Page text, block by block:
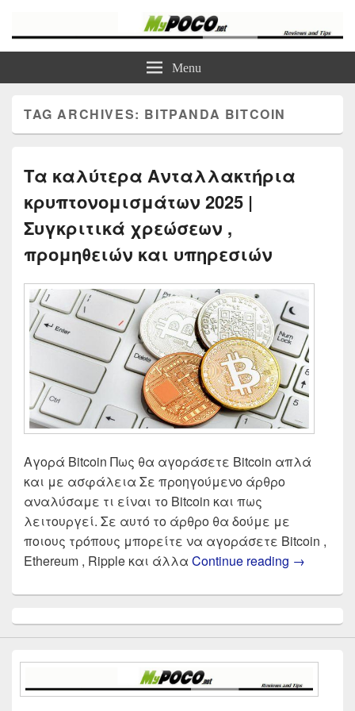
Τα καλύτερα Reviews , Συγκρίσεις , VPN , Webhosting
Menu
TAG ARCHIVES: BITPANDA BITCOIN
Τα καλύτερα Ανταλλακτήρια
κρυπτονομισμάτων 2025 |
Συγκριτικά χρεώσεων ,
προμηθειών και υπηρεσιών
Αγορά Bitcoin Πως θα αγοράσετε Bitcoin απλά
και με ασφάλεια Σε προηγούμενο άρθρο
αναλύσαμε τι είναι το Bitcoin και πως
λειτουργεί. Σε αυτό το άρθρο θα δούμε με
ποιους τρόπους μπορείτε να αγοράσετε Bitcoin ,
Ethereum , Ripple και άλλα Continue reading Τα
→
Sidebar
Widget